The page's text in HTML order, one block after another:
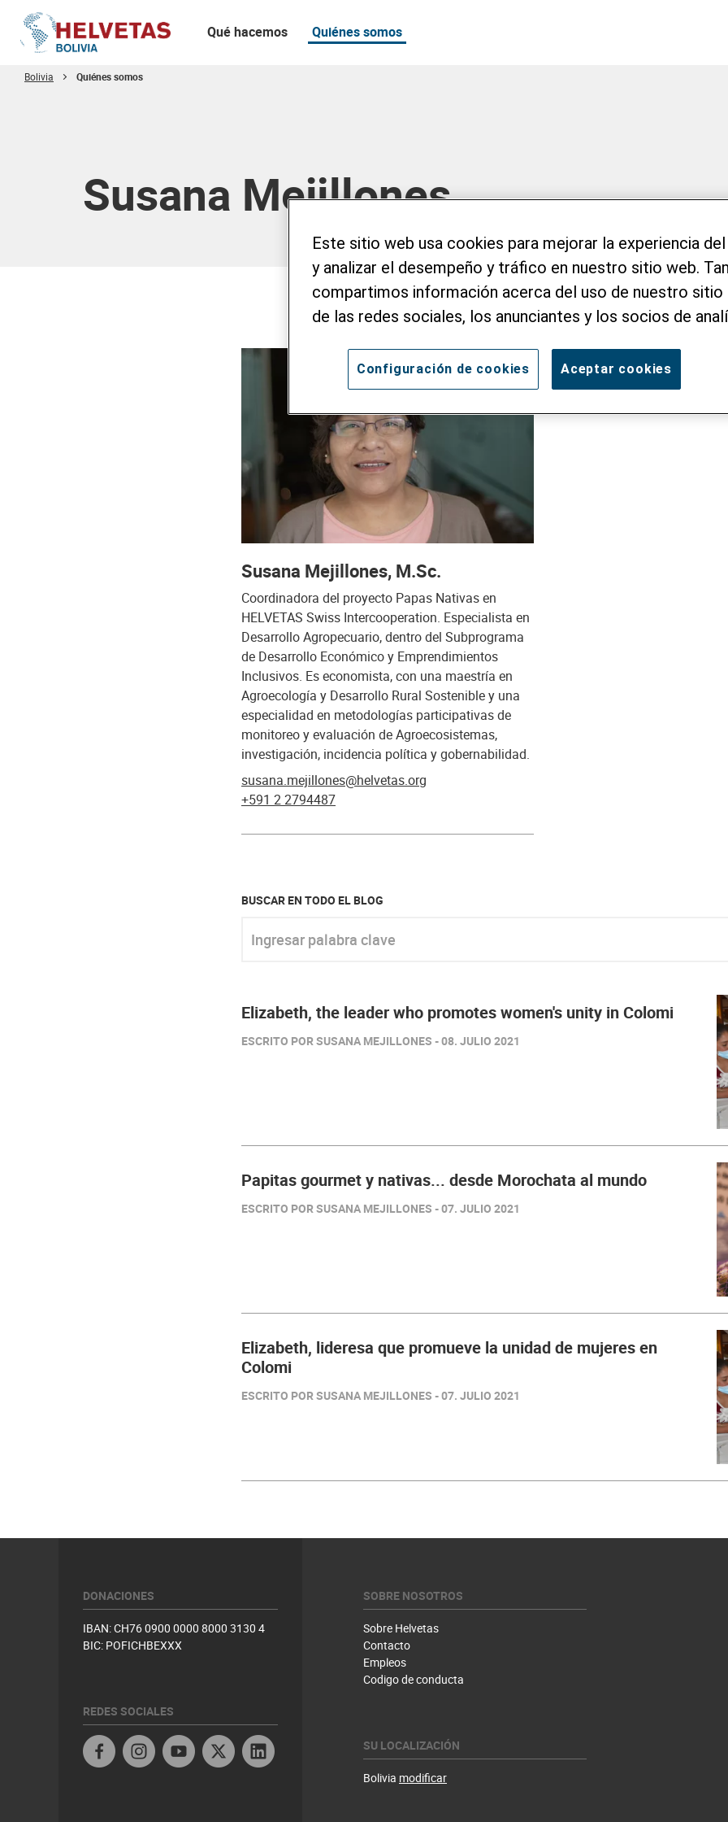
Qué hacemos Quiénes somos
Bolivia Quiénes somos
Susana Mejillones
Susana Mejillones, M.Sc.
Coordinadora del proyecto Papas Nativas en
HELVETAS Swiss Intercooperation. Especialista en
Desarrollo Agropecuario, dentro del Subprograma
de Desarrollo Económico y Emprendimientos
Inclusivos. Es economista, con una maestría en
Agroecología y Desarrollo Rural Sostenible y una
especialidad en metodologías participativas de
monitoreo y evaluación de Agroecosistemas,
investigación, incidencia política y gobernabilidad.
susana.mejillones@helvetas.org
+591 2 2794487
BUSCAR EN TODO EL BLOG
Elizabeth, the leader who promotes women's unity in Colomi
ESCRITO POR SUSANA MEJILLONES - 08. JULIO 2021
Papitas gourmet y nativas... desde Morochata al mundo
ESCRITO POR SUSANA MEJILLONES - 07. JULIO 2021
Elizabeth, lideresa que promueve la unidad de mujeres en
Colomi
ESCRITO POR SUSANA MEJILLONES - 07. JULIO 2021
DONACIONES
IBAN: CH76 0900 0000 8000 3130 4
BIC: POFICHBEXXX
REDES SOCIALES
FacebookInstagramYouTube Twitter
SOBRE NOSOTROS
Sobre Helvetas
Contacto
Empleos
Codigo de conducta
SU LOCALIZACIÓN
Bolivia modificar
Este sitio web usa cookies para mejorar la experiencia
y analizar el desempeño y tráfico en nuestro sitio web.
compartimos información acerca del uso de nuestro sitio
de las redes sociales, los anunciantes y los socios de
Aceptar cookies
Configuración de cookies